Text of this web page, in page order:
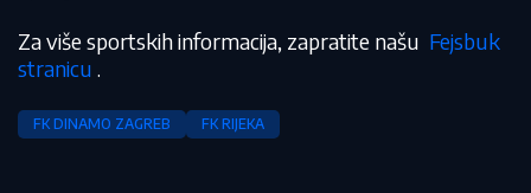
Za više sportskih informacija, zapratite našu Fejsbuk
stranicu .
FK DINAMO ZAGREB FK RIJEKA